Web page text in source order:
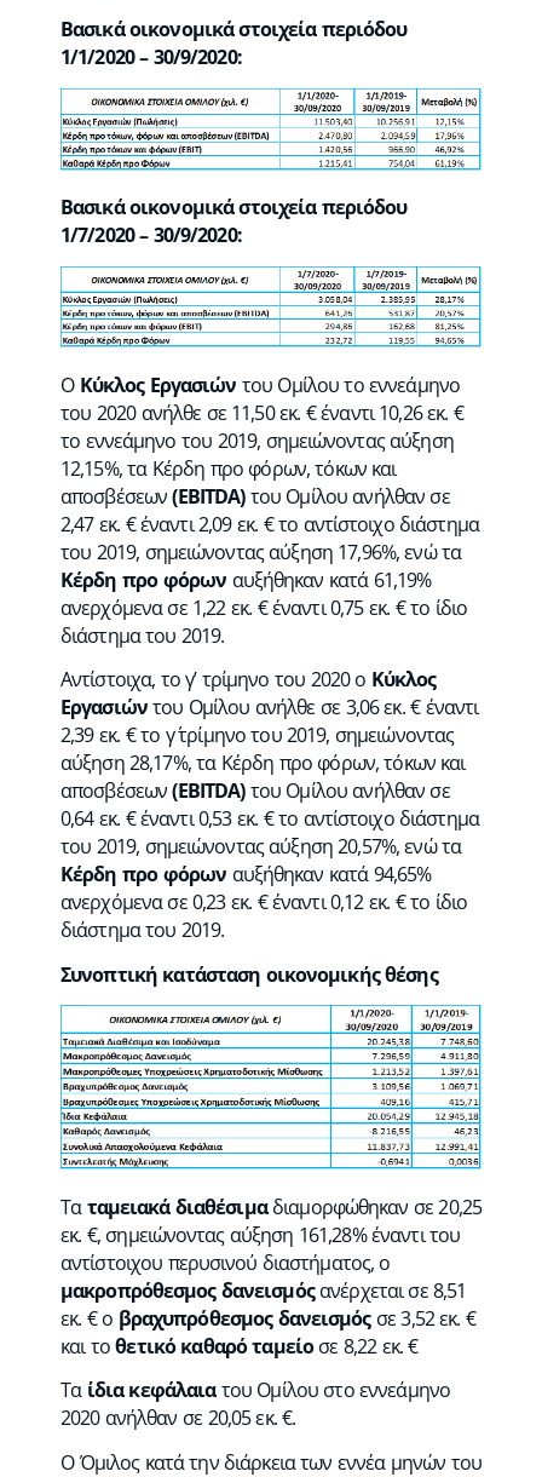
Βασικά οικονομικά στοιχεία περιόδου
1/1/2020 – 30/9/2020:
Βασικά οικονομικά στοιχεία περιόδου
1/7/2020 – 30/9/2020:
Ο Κύκλος Εργασιών του Ομίλου το εννεάμηνο
του 2020 ανήλθε σε 11,50 εκ. € έναντι 10,26 εκ. €
το εννεάμηνο του 2019, σημειώνοντας αύξηση
12,15%, τα Κέρδη προ φόρων, τόκων και
αποσβέσεων(EBITDA)του Ομίλου ανήλθαν σε
2,47 εκ. € έναντι 2,09 εκ. € το αντίστοιχο διάστημα
του 2019, σημειώνοντας αύξηση 17,96%, ενώ τα
Κέρδη προ φόρων αυξήθηκαν κατά 61,19%
ανερχόμενα σε 1,22 εκ. € έναντι 0,75 εκ. € το ίδιο
διάστημα του 2019.
Αντίστοιχα, το γ’ τρίμηνο του 2020 ο Κύκλος
Εργασιώντου Ομίλου ανήλθε σε 3,06 εκ. € έναντι
2,39 εκ. € το γ΄ τρίμηνο του 2019, σημειώνοντας
αύξηση 28,17%, τα Κέρδη προ φόρων, τόκων και
αποσβέσεων(EBITDA)του Ομίλου ανήλθαν σε
0,64 εκ. € έναντι 0,53 εκ. € το αντίστοιχο διάστημα
του 2019, σημειώνοντας αύξηση 20,57%, ενώ τα
Κέρδη προ φόρων αυξήθηκαν κατά 94,65%
ανερχόμενα σε 0,23 εκ. € έναντι 0,12 εκ. € το ίδιο
διάστημα του 2019.
Συνοπτική κατάσταση οικονομικής θέσης
Ταταμειακά διαθέσιμαδιαμορφώθηκαν σε 20,25
εκ. €, σημειώνοντας αύξηση 161,28% έναντι του
αντίστοιχου περυσινού διαστήματος, ο
μακροπρόθεσμος δανεισμόςανέρχεται σε 8,51
εκ. € ο βραχυπρόθεσμος δανεισμόςσε 3,52 εκ. €
και τοθετικό καθαρό ταμείοσε 8,22 εκ. €
Τα ίδια κεφάλαιατου Ομίλου στο εννεάμηνο
2020 ανήλθαν σε 20,05 εκ. €.
Ο Όμιλος κατά την διάρκεια των εννέα μηνών του